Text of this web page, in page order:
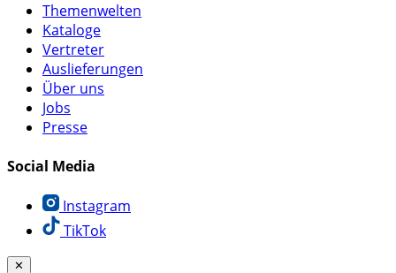
Themenwelten
Kataloge
Vertreter
Auslieferungen
Über uns
Jobs
Presse
Social Media
Instagram
TikTok
✕